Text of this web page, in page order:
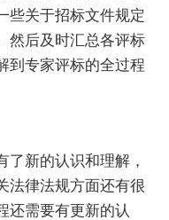
些关于招标文件规定
然后及时汇总各评标
到专家评标的全过程
新的认识和理解，
法律法规方面还有很
还需要有更新的认